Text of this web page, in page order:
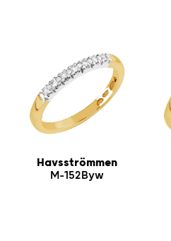
Havsströmmen
M-152Byw